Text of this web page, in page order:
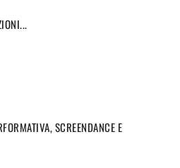
SCREENDANCE E